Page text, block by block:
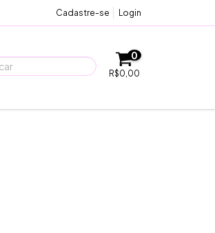
Cadastre-se Login
0
R$0,00